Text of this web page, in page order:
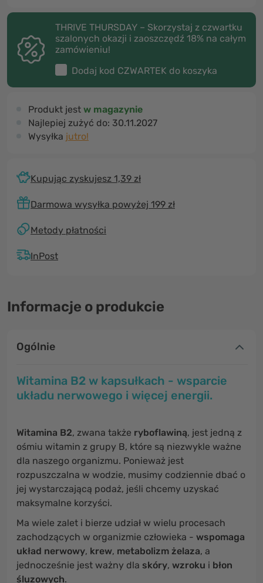
THRIVE THURSDAY – Skorzystaj z czwartku
szalonych okazji i zaoszczędź 18% na całym
zamówieniu!
Dodaj kod CZWARTEK do koszyka
Produkt jest w magazynie
Najlepiej zużyć do: 30.11.2027
Wysyłka jutro!
Kupując zyskujesz 1,39 zł
Darmowa wysyłka powyżej 199 zł
Metody płatności
InPost
Informacje o produkcie
Ogólnie
Witamina B2 w kapsułkach - wsparcie
układu nerwowego i więcej energii.
Witamina B2, zwana także ryboflawiną, jest jedną z
ośmiu witamin z grupy B, które są niezwykle ważne
dla naszego organizmu. Ponieważ jest
rozpuszczalna w wodzie, musimy codziennie dbać o
jej wystarczającą podaż, jeśli chcemy uzyskać
maksymalne korzyści.
Ma wiele zalet i bierze udział w wielu procesach
zachodzących w organizmie człowieka - wspomaga
układ nerwowy, krew, metabolizm żelaza, a
jednocześnie jest ważny dla skóry, wzroku i błon
śluzowych.